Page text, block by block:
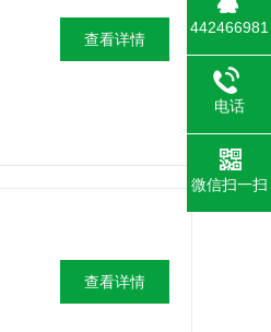
查看详情
查看详情
442466981
电话
微信扫一扫